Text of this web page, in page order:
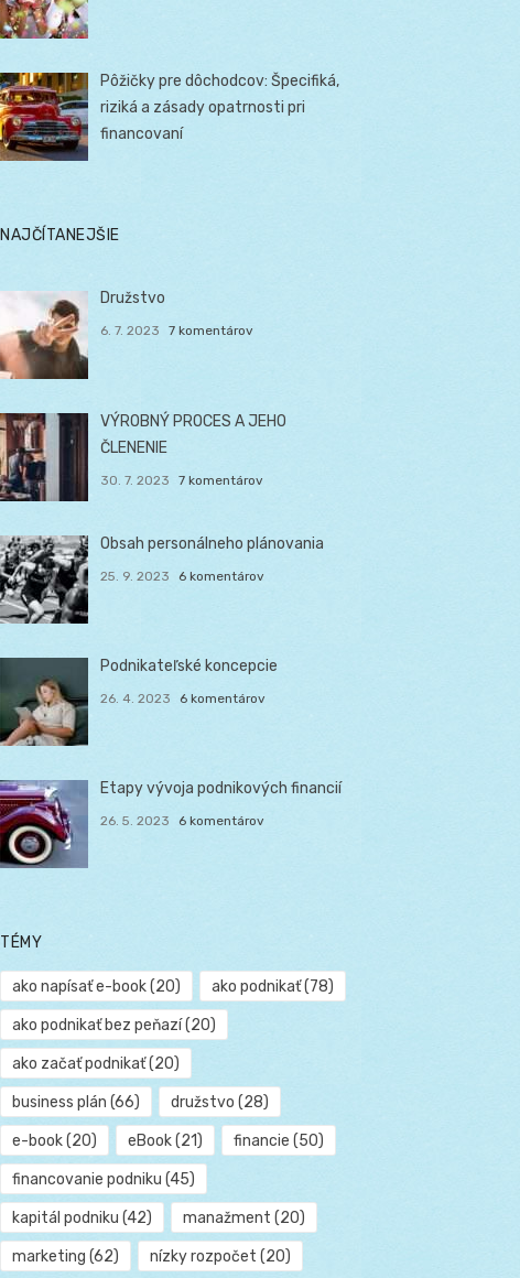
Pôžičky pre dôchodcov: Špecifiká,
riziká a zásady opatrnosti pri
financovaní
NAJČÍTANEJŠIE
Družstvo
6. 7. 2023 7 komentárov
VÝROBNÝ PROCES A JEHO
ČLENENIE
30. 7. 2023 7 komentárov
Obsah personálneho plánovania
25. 9. 2023 6 komentárov
Podnikateľské koncepcie
26. 4. 2023 6 komentárov
Etapy vývoja podnikových financií
26. 5. 2023 6 komentárov
TÉMY
ako napísať e-book(20) ako podnikať(78)
ako podnikať bez peňazí(20)
ako začať podnikať(20)
business plán (66) družstvo (28)
e-book(20) eBook(21) financie (50)
financovanie podniku (45)
kapitál podniku (42) manažment (20)
marketing (62) nízky rozpočet (20)